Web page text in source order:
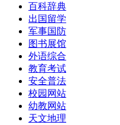
百科辞典
出国留学
军事国防
图书展馆
外语综合
教育考试
安全普法
校园网站
幼教网站
天文地理